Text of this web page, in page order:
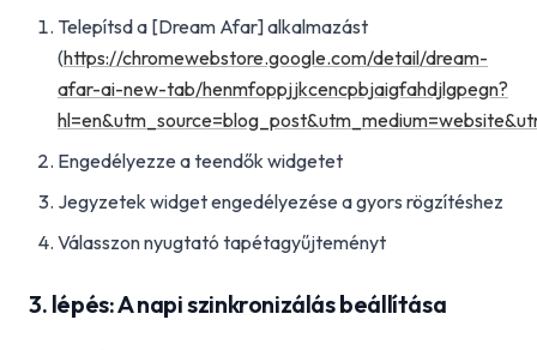
Telepítsd a [Dream Afar] alkalmazást
(https://chromewebstore.google.com/detail/dream-
afar-ai-new-tab/henmfoppjjkcencpbjaigfahdjlgpegn?
Engedélyezze a teendők widgetet
Jegyzetek widget engedélyezése a gyors rögzítéshez
Válasszon nyugtató tapétagyűjteményt
3. lépés: A napi szinkronizálás beállítása